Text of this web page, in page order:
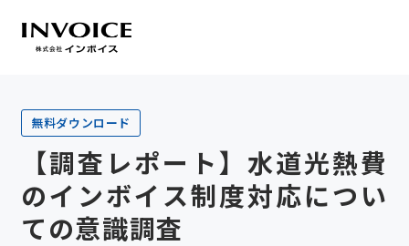
無料ダウンロード
【調査レポート】水道光熱費
のインボイス制度対応につい
ての意識調査